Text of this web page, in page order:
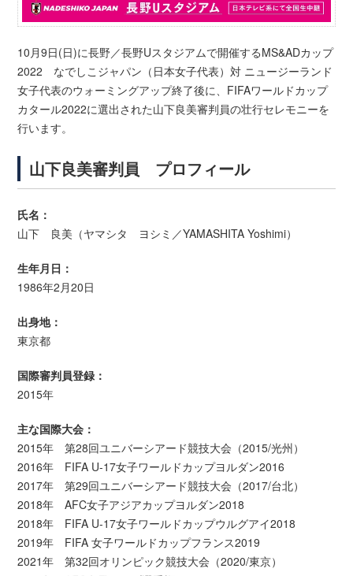
10月9日(日)に長野／長野Uスタジアムで開催するMS&ADカップ
2022 なでしこジャパン（日本女子代表）対 ニュージーランド
女子代表のウォーミングアップ終了後に、FIFAワールドカップ
カタール2022に選出された山下良美審判員の壮行セレモニーを
行います。
山下良美審判員 プロフィール
氏名：
山下 良美（ヤマシタ ヨシミ／YAMASHITA Yoshimi）
生年月日：
1986年2月20日
出身地：
東京都
国際審判員登録：
2015年
主な国際大会：
2015年 第28回ユニバーシアード競技大会（2015/光州）
2016年 FIFA U-17女子ワールドカップヨルダン2016
2017年 第29回ユニバーシアード競技大会（2017/台北）
2018年 AFC女子アジアカップヨルダン2018
2018年 FIFA U-17女子ワールドカップウルグアイ2018
2019年 FIFA 女子ワールドカップフランス2019
2021年 第32回オリンピック競技大会（2020/東京）